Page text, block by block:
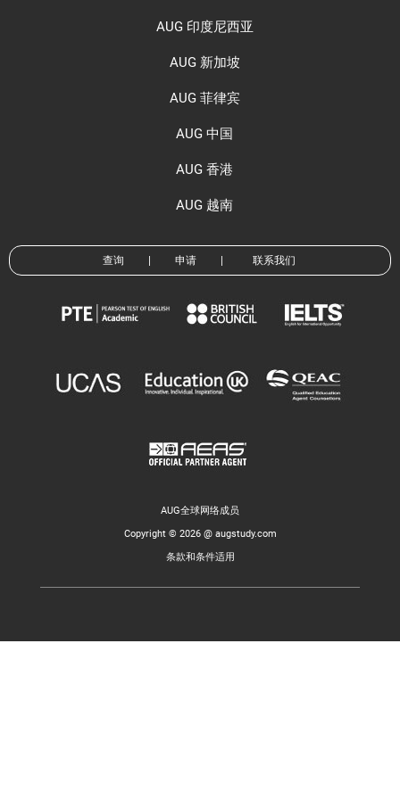
AUG 印度尼西亚
AUG 新加坡
AUG 菲律宾
AUG 中国
AUG 香港
AUG 越南
查询 申请 联系我们
AUG全球网络成员
Copyright © 2026 @ augstudy.com
条款和条件适用